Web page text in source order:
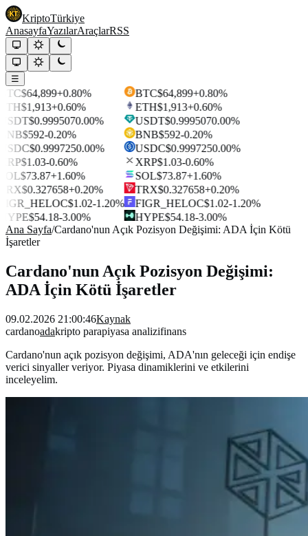
KriptoTürkiye
AnasayfaYazılarAraçlarRSS
☰
$64,899+0.80%
$1,913+0.60%
$0.9995070.00%
$592-0.20%
$0.9997250.00%
$1.03-0.60%
$73.87+1.60%
$0.327658+0.20%
$1.02-1.20%
$54.18-3.00%
BTC$64,899+0.80%
ETH$1,913+0.60%
USDT$0.9995070.00%
BNB$592-0.20%
USDC$0.9997250.00%
XRP$1.03-0.60%
SOL$73.87+1.60%
TRX$0.327658+0.20%
FIGR_HELOC$1.02-1.20%
HYPE$54.18-3.00%
Ana Sayfa/Cardano'nun Açık Pozisyon Değişimi: ADA İçin Kötü
İşaretler
Cardano'nun Açık Pozisyon Değişimi:
ADA İçin Kötü İşaretler
09.02.2026 21:00:46Kaynak
cardanoadakripto parapiyasa analizifinans
Cardano'nun açık pozisyon değişimi, ADA'nın geleceği için endişe
verici sinyaller veriyor. Piyasa dinamiklerini ve etkilerini
inceleyelim.